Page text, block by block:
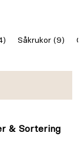
Såkrukor (9)
& Sortering